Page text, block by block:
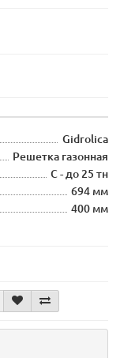
Gidrolica
Решетка газонная
C - до 25 тн
694 мм
400 мм